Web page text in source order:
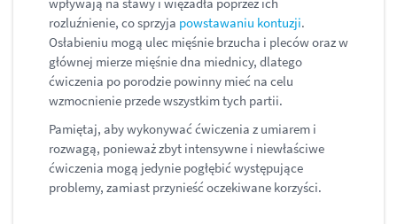
rozluźnienie, co sprzyja powstawaniu kontuzji.
Osłabieniu mogą ulec mięśnie brzucha i pleców oraz w
głównej mierze mięśnie dna miednicy, dlatego
ćwiczenia po porodzie powinny mieć na celu
wzmocnienie przede wszystkim tych partii.
Pamiętaj, aby wykonywać ćwiczenia z umiarem i
rozwagą, ponieważ zbyt intensywne i niewłaściwe
ćwiczenia mogą jedynie pogłębić występujące
problemy, zamiast przynieść oczekiwane korzyści.